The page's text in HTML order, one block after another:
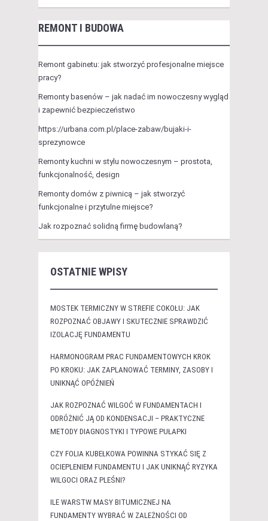
REMONT I BUDOWA
Remont gabinetu: jak stworzyć profesjonalne miejsce
pracy?
Remonty basenów – jak nadać im nowoczesny wygląd
i zapewnić bezpieczeństwo
https://urbana.com.pl/place-zabaw/bujaki-i-
sprezynowce
Remonty kuchni w stylu nowoczesnym – prostota,
funkcjonalność, design
Remonty domów z piwnicą – jak stworzyć
funkcjonalne i przytulne miejsce?
Jak rozpoznać solidną firmę budowlaną?
OSTATNIE WPISY
MOSTEK TERMICZNY W STREFIE COKOŁU: JAK
ROZPOZNAĆ OBJAWY I SKUTECZNIE SPRAWDZIĆ
IZOLACJĘ FUNDAMENTU
HARMONOGRAM PRAC FUNDAMENTOWYCH KROK
PO KROKU: JAK ZAPLANOWAĆ TERMINY, ZASOBY I
UNIKNĄĆ OPÓŹNIEŃ
JAK ROZPOZNAĆ WILGOĆ W FUNDAMENTACH I
ODRÓŻNIĆ JĄ OD KONDENSACJI – PRAKTYCZNE
METODY DIAGNOSTYKI I TYPOWE PUŁAPKI
CZY FOLIA KUBEŁKOWA POWINNA STYKAĆ SIĘ Z
OCIEPLENIEM FUNDAMENTU I JAK UNIKNĄĆ RYZYKA
WILGOCI ORAZ PLEŚNI?
ILE WARSTW MASY BITUMICZNEJ NA
FUNDAMENTY WYBRAĆ W ZALEŻNOŚCI OD